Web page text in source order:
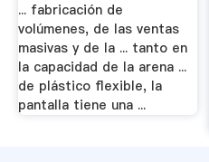
... fabricación de
volúmenes, de las ventas
masivas y de la ... tanto en
la capacidad de la arena ...
de plástico flexible, la
pantalla tiene una ...